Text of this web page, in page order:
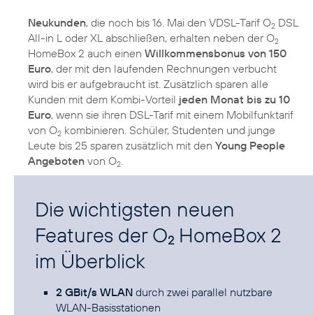
Neukunden, die noch bis 16. Mai den VDSL-Tarif O2 DSL
All-in L oder XL abschließen, erhalten neben der O2
HomeBox 2 auch einen Willkommensbonus von 150
Euro, der mit den laufenden Rechnungen verbucht
wird bis er aufgebraucht ist. Zusätzlich sparen alle
Kunden mit dem Kombi-Vorteil jeden Monat bis zu 10
Euro, wenn sie ihren DSL-Tarif mit einem Mobilfunktarif
von O2 kombinieren. Schüler, Studenten und junge
Leute bis 25 sparen zusätzlich mit den Young People
Angeboten von O2.
Die wichtigsten neuen
Features der O2 HomeBox 2
im Überblick
2 GBit/s WLAN durch zwei parallel nutzbare
WLAN-Basisstationen